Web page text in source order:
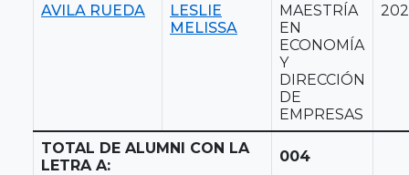
AVILA RUEDA
LESLIE
MELISSA
MAESTRÍA
EN
ECONOMÍA
Y
DIRECCIÓN
DE
EMPRESAS
TOTAL DE ALUMNI CON LA
LETRA A:
004